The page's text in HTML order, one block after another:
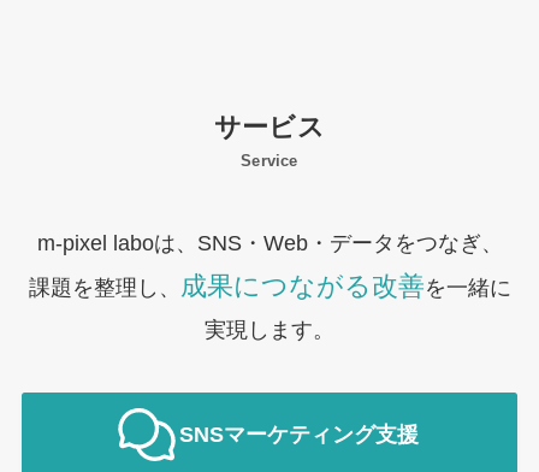
サービス
Service
m-pixel laboは、SNS・Web・データをつなぎ、
課題を整理し、
成果につながる改善を一緒に
実現します。
SNSマーケティング支援